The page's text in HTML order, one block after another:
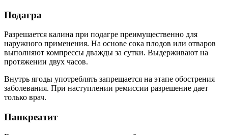
Подагра
Разрешается калина при подагре преимущественно для
наружного применения. На основе сока плодов или отваров
выполняют компрессы дважды за сутки. Выдерживают на
протяжении двух часов.
Внутрь ягоды употреблять запрещается на этапе обострения
заболевания. При наступлении ремиссии разрешение дает
только врач.
Панкреатит